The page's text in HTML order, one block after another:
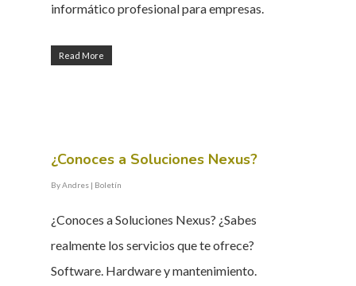
informático profesional para empresas.
Read More
¿Conoces a Soluciones Nexus?
ByAndres | Boletín
¿Conoces a Soluciones Nexus? ¿Sabes
realmente los servicios que te ofrece?
Software. Hardware y mantenimiento.